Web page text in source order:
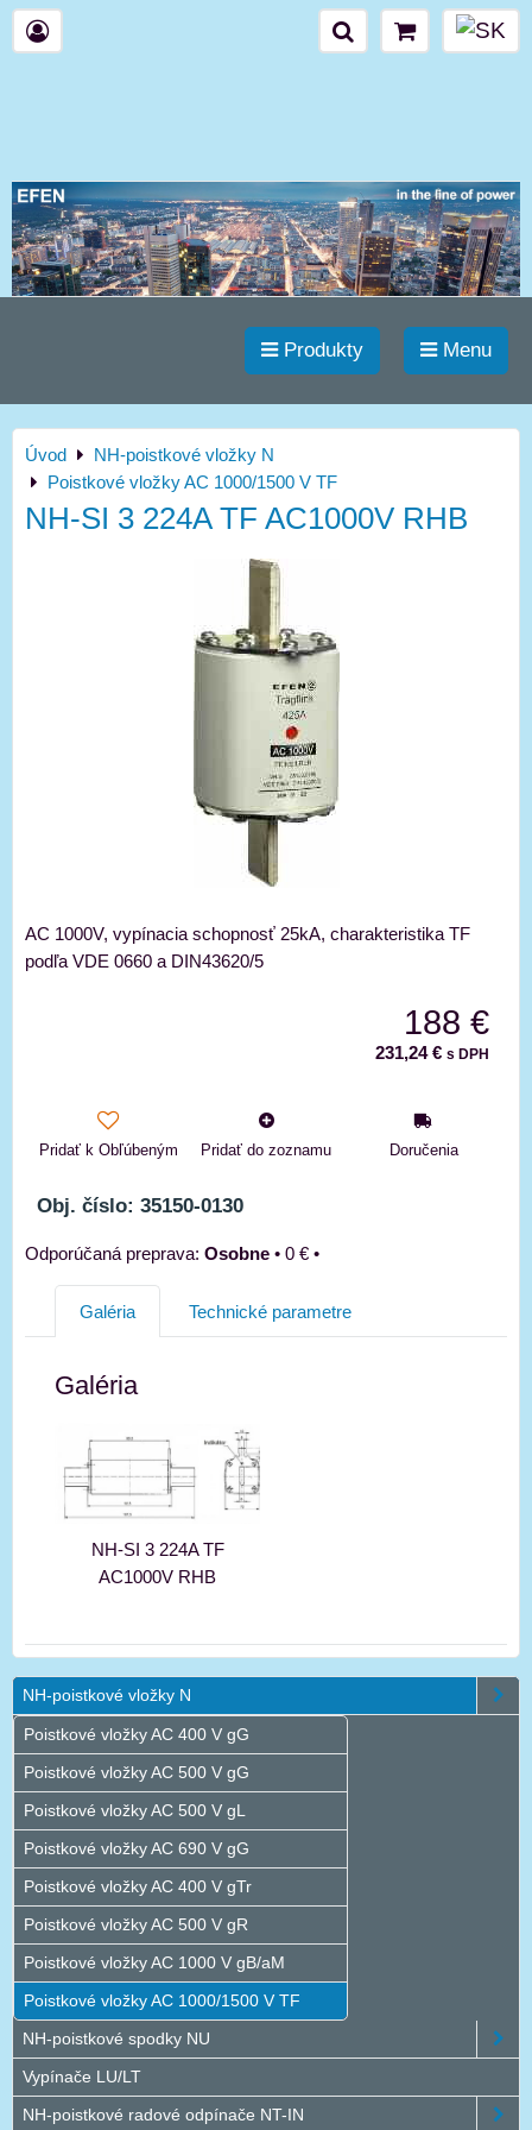
Produkty Menu
Úvod
NH-poistkové vložky N
Poistkové vložky AC 1000/1500 V TF
NH-SI 3 224A TF AC1000V RHB
AC 1000V, vypínacia schopnosť 25kA, charakteristika TF
podľa VDE 0660 a DIN43620/5
188 €
231,24 € s DPH
Pridať k Obľúbeným Pridať do zoznamu Doručenia
Obj. číslo: 35150-0130
Osobne • 0 € •
Galéria Technické parametre
Galéria
NH-SI 3 224A TF
AC1000V RHB
NH-poistkové vložky N
Poistkové vložky AC 400 V gG
Poistkové vložky AC 500 V gG
Poistkové vložky AC 500 V gL
Poistkové vložky AC 690 V gG
Poistkové vložky AC 400 V gTr
Poistkové vložky AC 500 V gR
Poistkové vložky AC 1000 V gB/aM
Poistkové vložky AC 1000/1500 V TF
NH-poistkové spodky NU
Vypínače LU/LT
NH-poistkové radové odpínače NT-IN